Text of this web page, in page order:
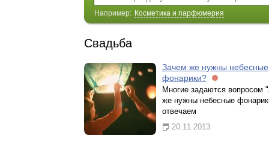
Например: Косметика и парфюмерия
Свадьба
Зачем же нужны небесные
фонарики?
Многие задаются вопросом
же нужны небесные
отвечаем
20.11.2013